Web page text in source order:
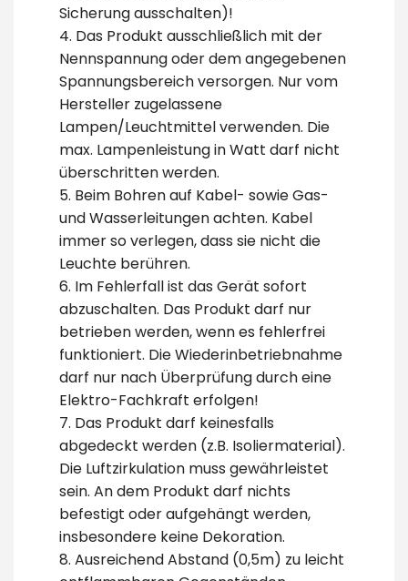
Sicherung ausschalten)!
4. Das Produkt ausschließlich mit der
Nennspannung oder dem angegebenen
Spannungsbereich versorgen. Nur vom
Hersteller zugelassene
Lampen/Leuchtmittel verwenden. Die
max. Lampenleistung in Watt darf nicht
überschritten werden.
5. Beim Bohren auf Kabel- sowie Gas-
und Wasserleitungen achten. Kabel
immer so verlegen, dass sie nicht die
Leuchte berühren.
6. Im Fehlerfall ist das Gerät sofort
abzuschalten. Das Produkt darf nur
betrieben werden, wenn es fehlerfrei
funktioniert. Die Wiederinbetriebnahme
darf nur nach Überprüfung durch eine
Elektro-Fachkraft erfolgen!
7. Das Produkt darf keinesfalls
abgedeckt werden (z.B. Isoliermaterial).
Die Luftzirkulation muss gewährleistet
sein. An dem Produkt darf nichts
befestigt oder aufgehängt werden,
insbesondere keine Dekoration.
8. Ausreichend Abstand (0,5m) zu leicht